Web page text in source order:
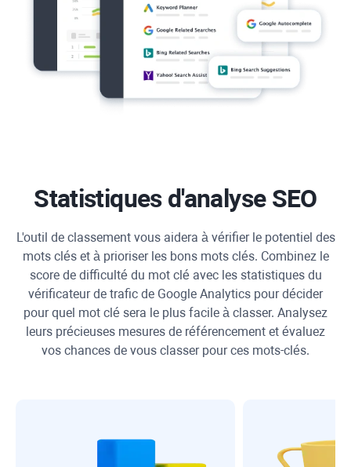
Statistiques d'analyse SEO
L'outil de classement vous aidera à vérifier le potentiel des
mots clés et à prioriser les bons mots clés. Combinez le
score de difficulté du mot clé avec les statistiques du
vérificateur de trafic de Google Analytics pour décider
pour quel mot clé sera le plus facile à classer. Analysez
leurs précieuses mesures de référencement et évaluez
vos chances de vous classer pour ces mots-clés.